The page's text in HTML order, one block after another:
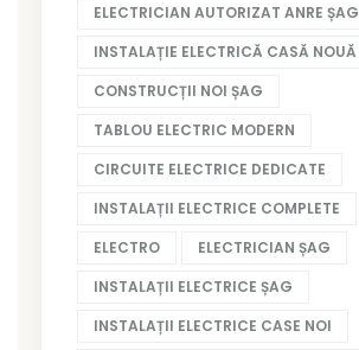
ELECTRICIAN AUTORIZAT ANRE ȘAG
INSTALAȚIE ELECTRICĂ CASĂ NOUĂ
CONSTRUCȚII NOI ȘAG
TABLOU ELECTRIC MODERN
CIRCUITE ELECTRICE DEDICATE
INSTALAȚII ELECTRICE COMPLETE
ELECTRO
ELECTRICIAN ȘAG
INSTALAȚII ELECTRICE ȘAG
INSTALAȚII ELECTRICE CASE NOI